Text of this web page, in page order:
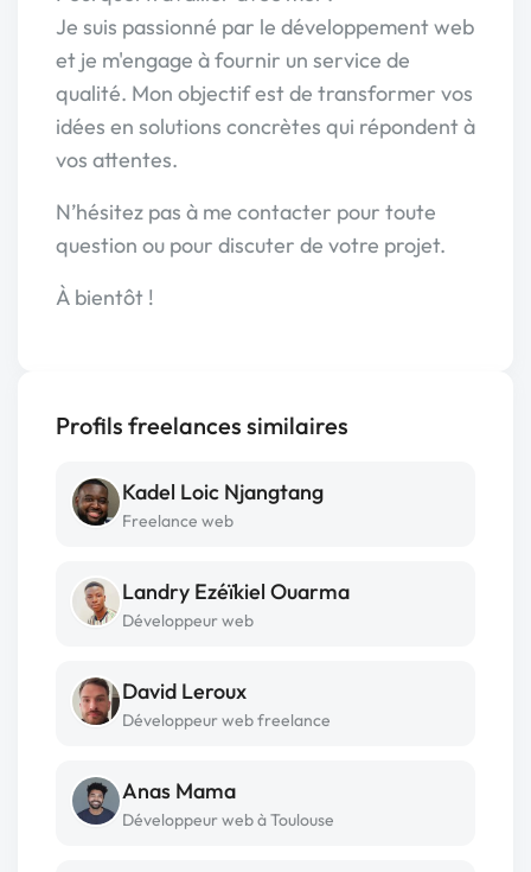
Je suis passionné par le développement web
et je m'engage à fournir un service de
qualité. Mon objectif est de transformer vos
idées en solutions concrètes qui répondent à
vos attentes.
N’hésitez pas à me contacter pour toute
question ou pour discuter de votre projet.
À bientôt !
Profils freelances similaires
Kadel Loic Njangtang
Freelance web
Landry Ezéïkiel Ouarma
Développeur web
David Leroux
Développeur web freelance
Anas Mama
Développeur web à Toulouse